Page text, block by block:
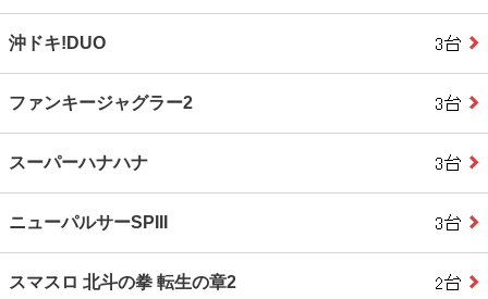
沖ドキ!DUO
ファンキージャグラー2
スーパーハナハナ
ニューパルサーSPIII
スマスロ 北斗の拳 転生の章2